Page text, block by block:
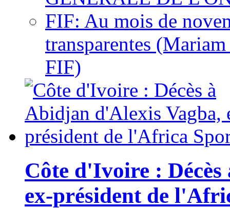
FIF: Au mois de
transparentes
FIF)
Côte d'Ivoire :
ex-président de